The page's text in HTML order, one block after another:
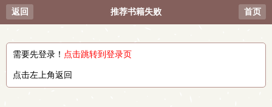
返回 推荐书籍失败 首页
需要先登录！ 点击跳转到登录页
点击左上角返回